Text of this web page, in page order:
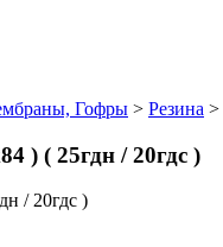
Гофры > Резина >
) ( 25гдн / 20гдс )